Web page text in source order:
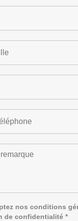
nosconditions
de confidentialité *